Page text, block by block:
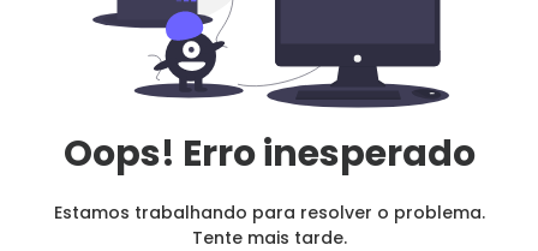
Oops! Erro inesperado
Estamos trabalhando para resolver o problema.
Tente mais tarde.